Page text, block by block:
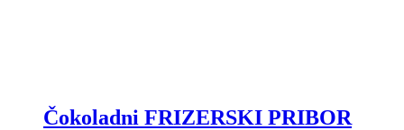
Čokoladni FRIZERSKI PRIBOR